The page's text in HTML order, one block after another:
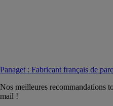
Panaget : Fabricant français de
Nos meilleures recommandations
mail !